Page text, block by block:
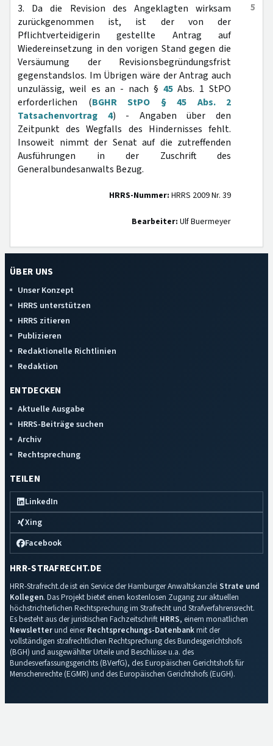
5
3. Da die Revision des Angeklagten wirksam
zurückgenommen ist, ist der von der
Pflichtverteidigerin gestellte Antrag auf
Wiedereinsetzung in den vorigen Stand gegen die
Versäumung der Revisionsbegründungsfrist
gegenstandslos. Im Übrigen wäre der Antrag auch
unzulässig, weil es an - nach § 45Abs. 1 StPO
erforderlichen (BGHR StPO § 45 Abs. 2
Tatsachenvortrag 4) - Angaben über den
Zeitpunkt des Wegfalls des Hindernisses fehlt.
Insoweit nimmt der Senat auf die zutreffenden
Ausführungen in der Zuschrift des
Generalbundesanwalts Bezug.
HRRS-Nummer: HRRS 2009 Nr. 39
Bearbeiter: Ulf Buermeyer
ÜBER UNS
Unser Konzept
HRRS unterstützen
HRRS zitieren
Publizieren
Redaktionelle Richtlinien
Redaktion
ENTDECKEN
Aktuelle Ausgabe
HRRS-Beiträge suchen
Archiv
Rechtsprechung
TEILEN
LinkedIn
Xing
Facebook
HRR-STRAFRECHT.DE
HRR-Strafrecht.de ist ein Service der Hamburger Anwaltskanzlei Strate und
Kollegen. Das Projekt bietet einen kostenlosen Zugang zur aktuellen
höchstrichterlichen Rechtsprechung im Strafrecht und Strafverfahrensrecht.
Es besteht aus der juristischen Fachzeitschrift HRRS, einem monatlichen
Newsletterund einerRechtsprechungs-Datenbankmit der
vollständigen strafrechtlichen Rechtsprechung des Bundesgerichtshofs
(BGH) und ausgewählter Urteile und Beschlüsse u.a. des
Bundesverfassungsgerichts (BVerfG), des Europäischen Gerichtshofs für
Menschenrechte (EGMR) und des Europäischen Gerichtshofs (EuGH).